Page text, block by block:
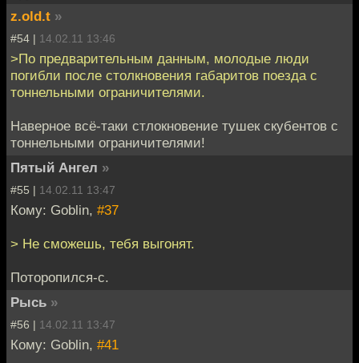
z.old.t »
#54 | 14.02.11 13:46
>По предварительным данным, молодые люди
погибли после столкновения габаритов поезда с
тоннельными ограничителями.
Наверное всё-таки стлокновение тушек скубентов с
тоннельными ограничителями!
Пятый Ангел »
#55 | 14.02.11 13:47
Кому: Goblin, #37
> Не сможешь, тебя выгонят.
Поторопился-с.
Рысь »
#56 | 14.02.11 13:47
Кому: Goblin, #41